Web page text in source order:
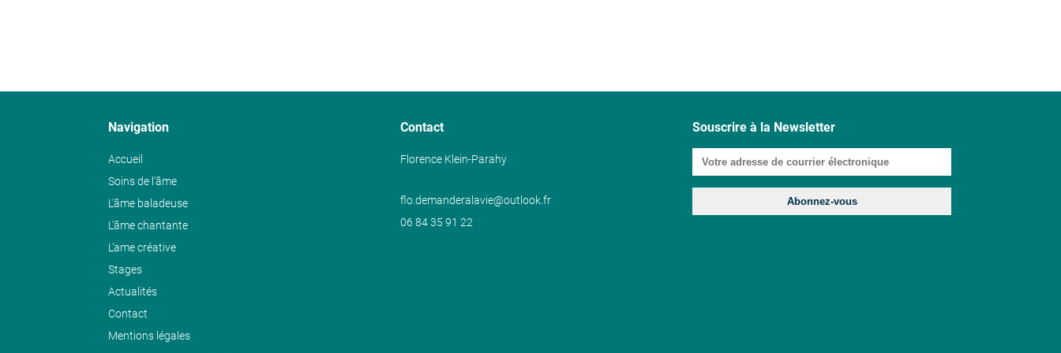
Navigation
Accueil
Soins de l’âme
L’âme baladeuse
L’âme chantante
L’ame créative
Stages
Actualités
Contact
Mentions légales
Contact
Florence Klein-Parahy
flo.demanderalavie@outlook.fr
06 84 35 91 22
Souscrire à la Newsletter